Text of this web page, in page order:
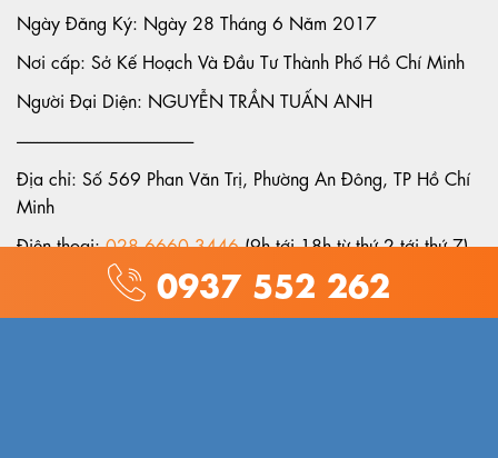
Ngày Đăng Ký: Ngày 28 Tháng 6 Năm 2017
Nơi cấp: Sở Kế Hoạch Và Đầu Tư Thành Phố Hồ Chí Minh
Người Đại Diện: NGUYỄN TRẦN TUẤN ANH
-----------------------------------------------------
Địa chỉ: Số 569 Phan Văn Trị, Phường An Đông, TP Hồ Chí
Minh
Điện thoại:028 6660 3446(9h tới 18h từ thứ 2 tới thứ 7)
0937 55 22 62/0906 619 389
Email:hotro@adcjewelry.com/
0937 552 262